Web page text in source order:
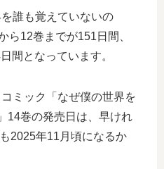
誰も覚えていないの
ら12巻までが151日間、
間となっています。
ミック「なぜ僕の世界を
14巻の発売日は、早けれ
2025年11月頃になるか